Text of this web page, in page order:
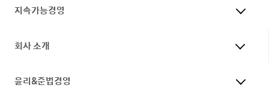
지속가능경영
회사 소개
윤리&준법경영